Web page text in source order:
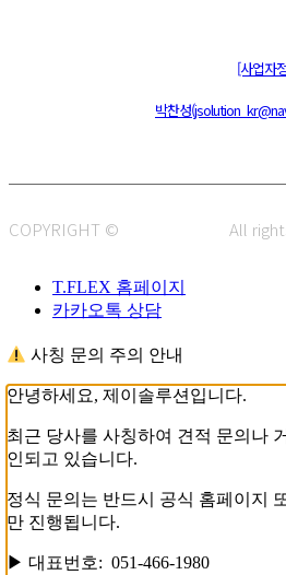
[사업자
박찬성
COPYRIGHT © All
T.FLEX 홈페이지
카카오톡 상담
사칭 문의 주의 안내
안녕하세요, 제이솔루션입니다.
최근 당사를 사칭하여 견적 문의나
인되고 있습니다.
정식 문의는 반드시 공식 홈페이지
만 진행됩니다.
▶ 대표번호: 051-466-1980